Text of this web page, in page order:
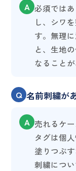
A 必須では
し、シワ
す。無理
と、生地
なることが
Q 名前刺繍が
A 売れるケ
タグは個
塗りつぶ
刺繍につ